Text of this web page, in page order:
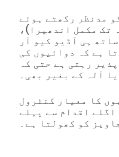
مدنظر رکھتے ہوئے
تک مکمل اندھیرا)،
ہی آڈیو کیو آر
ہے کہ دوائیوں کی
رہتی ہے حتی کہ
آلہ کے بغیر بھی۔
کا معیار کنٹرول
اقدام سے پہلے
کو کھولتا ہے۔